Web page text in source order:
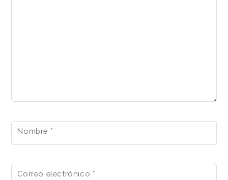
Nombre *
Correo electrónico *